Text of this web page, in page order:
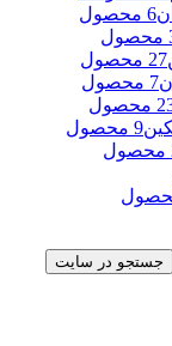
6 محصول
27 محصول
7 محصول
9 محصول
جستجو در سایت